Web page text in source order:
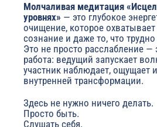
Молчаливая медитация
уровнях» — это глубокое
очищение, которое
сознание и даже то, что
Это не просто расслабление —
работа: ведущий запускает
участник наблюдает, ощущает
внутренней трансформации.
Здесь не нужно ничего делать.
Просто быть.
Слушать себя.